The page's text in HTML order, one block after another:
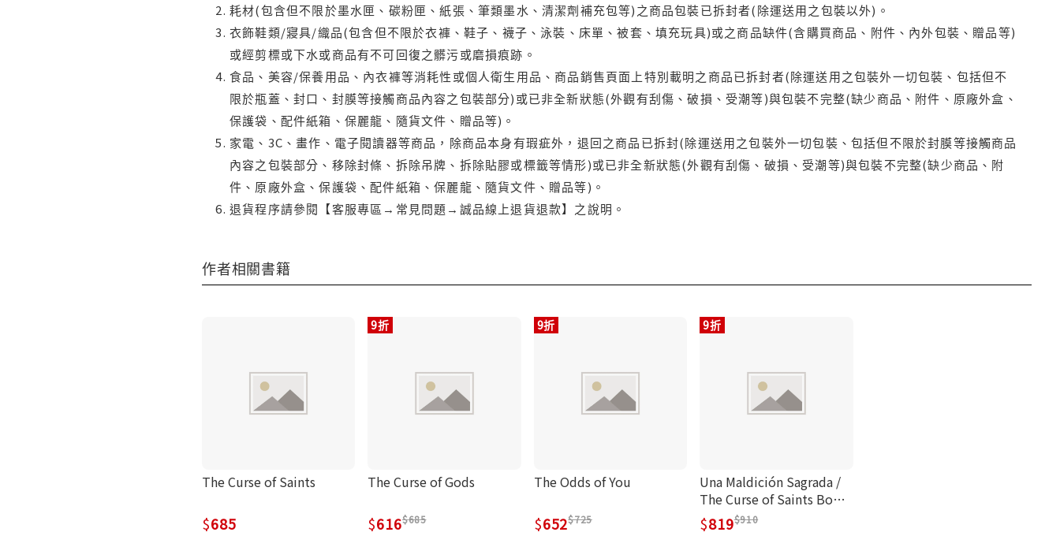
耗材(包含但不限於墨水匣、碳粉匣、紙張、筆類墨水、清潔劑補充包等)之商品包裝已拆封者(除運送用之包裝以外)。
衣飾鞋類/寢具/織品(包含但不限於衣褲、鞋子、襪子、泳裝、床單、被套、填充玩具)或之商品缺件(含購買商品、附件、內外包裝、贈品等)
或經剪標或下水或商品有不可回復之髒污或磨損痕跡。
食品、美容/保養用品、內衣褲等消耗性或個人衛生用品、商品銷售頁面上特別載明之商品已拆封者(除運送用之包裝外一切包裝、包括但不
限於瓶蓋、封口、封膜等接觸商品內容之包裝部分)或已非全新狀態(外觀有刮傷、破損、受潮等)與包裝不完整(缺少商品、附件、原廠外盒、
保護袋、配件紙箱、保麗龍、隨貨文件、贈品等)。
家電、3C、畫作、電子閱讀器等商品，除商品本身有瑕疵外，退回之商品已拆封(除運送用之包裝外一切包裝、包括但不限於封膜等接觸商品
內容之包裝部分、移除封條、拆除吊牌、拆除貼膠或標籤等情形)或已非全新狀態(外觀有刮傷、破損、受潮等)與包裝不完整(缺少商品、附
件、原廠外盒、保護袋、配件紙箱、保麗龍、隨貨文件、贈品等)。
退貨程序請參閱【客服專區→常見問題→誠品線上退貨退款】之說明。
作者相關書籍
The Curse of Saints
685
9折
The Curse of Gods
616 685
9折
The Odds of You
652 725
9折
Una Maldición Sagrada /
The Curse of Saints Book
1819 910